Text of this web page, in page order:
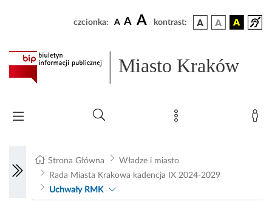
czcionka: A A A kontrast:
Miasto Kraków
Strona Główna
Władze i miasto
Rada Miasta Krakowa kadencja IX 2024-2029
Uchwały RMK